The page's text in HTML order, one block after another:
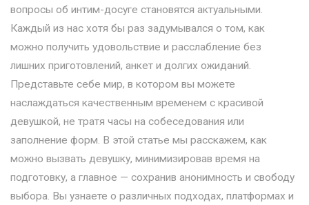
вопросы об интим-досуге становятся актуальными.
Каждый из нас хотя бы раз задумывался о том, как
можно получить удовольствие и расслабление без
лишних приготовлений, анкет и долгих ожиданий.
Представьте себе мир, в котором вы можете
наслаждаться качественным временем с красивой
девушкой, не тратя часы на собеседования или
заполнение форм. В этой статье мы расскажем, как
можно вызвать девушку, минимизировав время на
подготовку, а главное — сохранив анонимность и свободу
выбора. Вы узнаете о различных подходах, платформах и